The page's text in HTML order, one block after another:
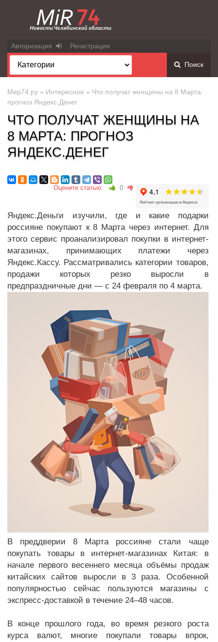
Авторизация Регистрация
Поиск
Мир74.ру » Интересное » Что получат женщины на 8 Марта:
прогноз Яндекс.Денег
ЧТО ПОЛУЧАТ ЖЕНЩИНЫ НА
8 МАРТА: ПРОГНОЗ
ЯНДЕКС.ДЕНЕГ
Оцените статью: 0
Яндекс.Деньги изучили, где и какие подарки
россияне покупают к 8 Марта через интернет. Для
этого сервис проанализировал покупки в интернет-
магазинах, принимающих платежи через
Яндекс.Кассу. Рассматривались категории товаров,
продажи которых резко выросли в
предпраздничные дни — с 24 февраля по 4 марта.
В преддверии 8 Марта россияне стали чаще
покупать товары в интернет-магазинах Китая: в
начале первого весеннего месяца объёмы продаж
китайских сайтов выросли в 3 раза. Особенной
популярностью сейчас пользуются магазины с
экспресс-доставкой в течение 24–48 часов.
В конце прошлого года, во время резкого роста
курса валют, многие покупали товары впрок,